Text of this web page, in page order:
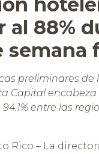
al 88%
semana
preliminares de
Capital
entre las
Rico – La